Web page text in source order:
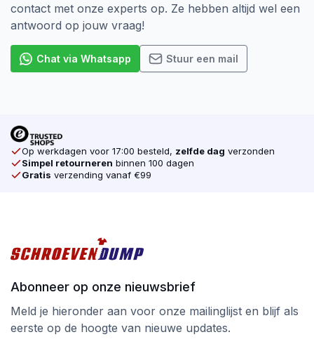
contact met onze experts op. Ze hebben altijd wel een
antwoord op jouw vraag!
Chat via Whatsapp Stuur een mail
Op werkdagen voor 17:00 besteld, zelfde dag verzonden
Simpel retourneren binnen 100 dagen
Gratis verzending vanaf €99
Abonneer op onze nieuwsbrief
Meld je hieronder aan voor onze mailinglijst en blijf als
eerste op de hoogte van nieuwe updates.